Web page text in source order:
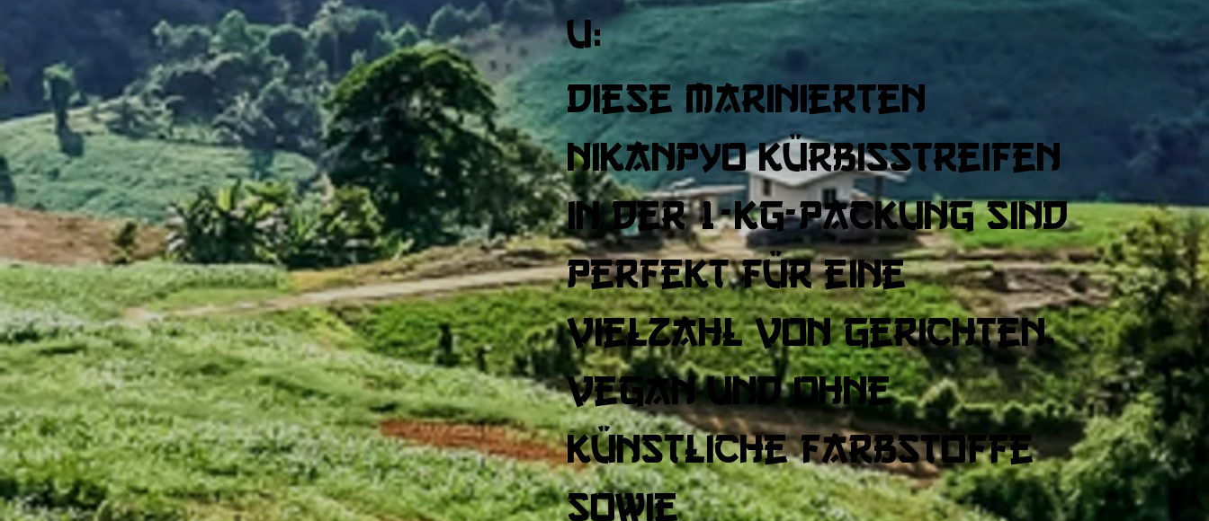
U:
Diese marinierten
Nikanpyo Kürbisstreifen
in der 1-kg-Packung sind
perfekt für eine
Vielzahl von Gerichten.
Vegan und ohne
künstliche Farbstoffe
sowie